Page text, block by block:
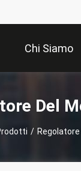
Chi Siamo
Del
/ Regolatore